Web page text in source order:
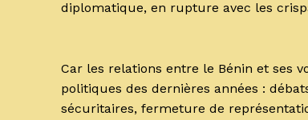
diplomatique, en rupture avec les
Car les relations entre le Bénin et ses
politiques des dernières années :
sécuritaires, fermeture de